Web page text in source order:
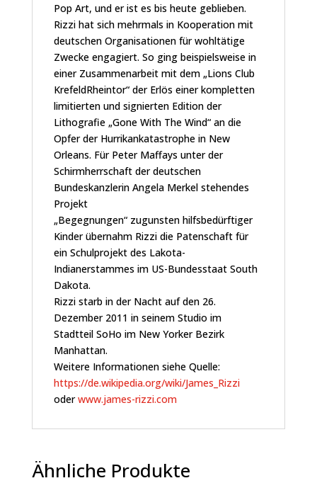
Pop Art, und er ist es bis heute geblieben.
Rizzi hat sich mehrmals in Kooperation mit
deutschen Organisationen für wohltätige
Zwecke engagiert. So ging beispielsweise in
einer Zusammenarbeit mit dem „Lions Club
KrefeldRheintor“ der Erlös einer kompletten
limitierten und signierten Edition der
Lithografie „Gone With The Wind“ an die
Opfer der Hurrikankatastrophe in New
Orleans. Für Peter Maffays unter der
Schirmherrschaft der deutschen
Bundeskanzlerin Angela Merkel stehendes
Projekt
„Begegnungen“ zugunsten hilfsbedürftiger
Kinder übernahm Rizzi die Patenschaft für
ein Schulprojekt des Lakota-
Indianerstammes im US-Bundesstaat South
Dakota.
Rizzi starb in der Nacht auf den 26.
Dezember 2011 in seinem Studio im
Stadtteil SoHo im New Yorker Bezirk
Manhattan.
Weitere Informationen siehe Quelle:
https://de.wikipedia.org/wiki/James_Rizzi
oderwww.james-rizzi.com
Ähnliche Produkte